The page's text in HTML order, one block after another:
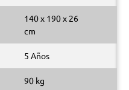
140 x 190 x 26
cm
5 Años
90 kg